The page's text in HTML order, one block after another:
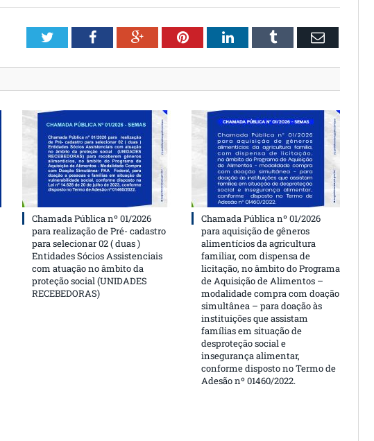
TwitterFacebookGoogle+Pinterest
LinkedInTumblrEmail
Chamada Pública nº 01/2026
para realização de Pré- cadastro
para selecionar 02 ( duas )
Entidades Sócios Assistenciais
com atuação no âmbito da
proteção social (UNIDADES
RECEBEDORAS)
Chamada Pública nº 01/2026
para aquisição de gêneros
alimentícios da agricultura
familiar, com dispensa de
licitação, no âmbito do Programa
de Aquisição de Alimentos –
modalidade compra com doação
simultânea – para doação às
instituições que assistam
famílias em situação de
desproteção social e
insegurança alimentar,
conforme disposto no Termo de
Adesão nº 01460/2022.